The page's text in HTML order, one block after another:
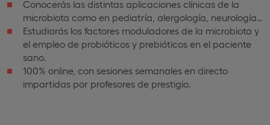
Conocerás las distintas aplicaciones clínicas de la
microbiota como en pediatría, alergología, neurología…
Estudiarás los factores moduladores de la microbiota y
el empleo de probióticos y prebióticos en el paciente
sano.
100% online, con sesiones semanales en directo
impartidas por profesores de prestigio.